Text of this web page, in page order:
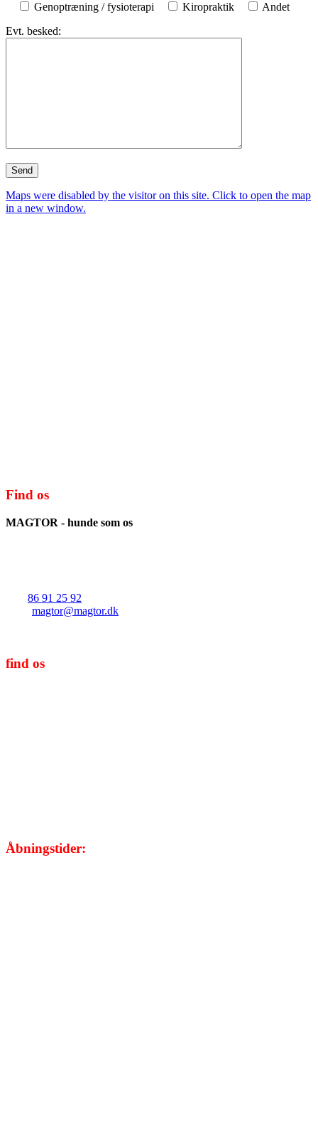
Genoptræning / fysioterapi
Kiropraktik
Andet
Evt. besked:
Maps were disabled by the visitor on this site. Click to open the map
in a new window.
Find os
MAGTOR - hunde som os
86 91 25 92
magtor@magtor.dk
find os
Åbningstider: